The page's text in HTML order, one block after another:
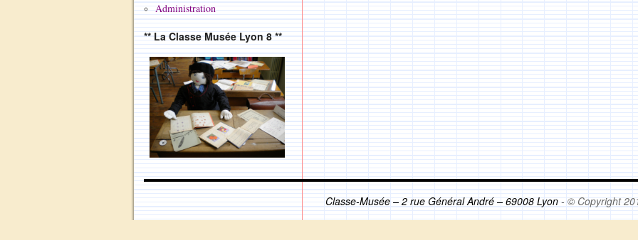
Administration
** La Classe Musée Lyon 8 **
Classe-Musée – 2 rue Général André – 69008 Lyon- © Copyright